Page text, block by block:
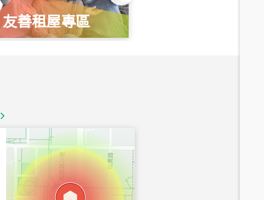
友善租屋專區
1,020萬
總價